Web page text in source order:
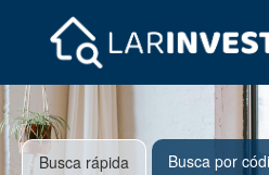
Busca rápida Busca por